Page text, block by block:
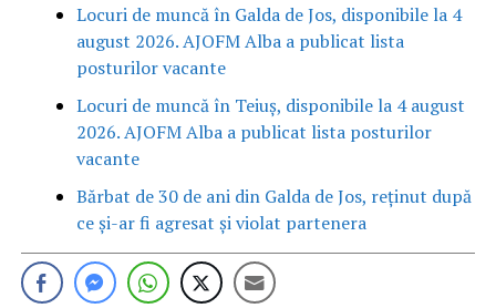
Locuri de muncă în Galda de Jos, disponibile la 4
august 2026. AJOFM Alba a publicat lista
posturilor vacante
Locuri de muncă în Teiuș, disponibile la 4 august
2026. AJOFM Alba a publicat lista posturilor
vacante
Bărbat de 30 de ani din Galda de Jos, reținut după
ce și-ar fi agresat și violat partenera